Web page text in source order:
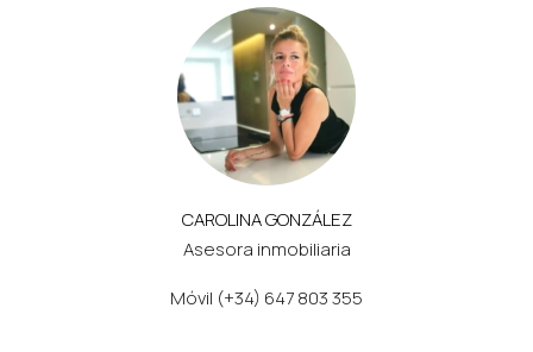
CAROLINA GONZÁLEZ
Asesora inmobiliaria
Móvil (+34) 647 803 355